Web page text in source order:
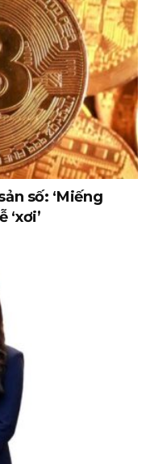
số: ‘Miếng